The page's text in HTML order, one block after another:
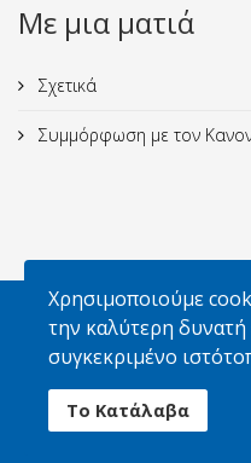
Με μια ματιά
Σχετικά
Συμμόρφωση με τον
Απαγορεύεται η
χωρίς την έγγραφη
κατόχων
© 2026 Σώμα Ελλήνων
Χρησιμοποιούμε
την καλύτερη δυνατή
συγκεκριμένο
Το Κατάλαβα